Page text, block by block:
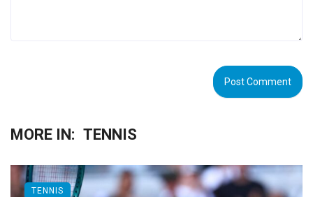
MORE IN: TENNIS
TENNIS